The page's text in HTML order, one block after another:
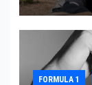
FORMULA 1